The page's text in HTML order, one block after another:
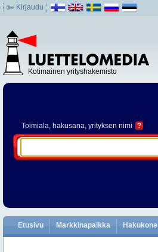
Kirjaudu
Kotimainen yrityshakemisto
Toimiala, hakusana, yrityksen nimi ?
Etusivu Markkinapaikka Hakukone